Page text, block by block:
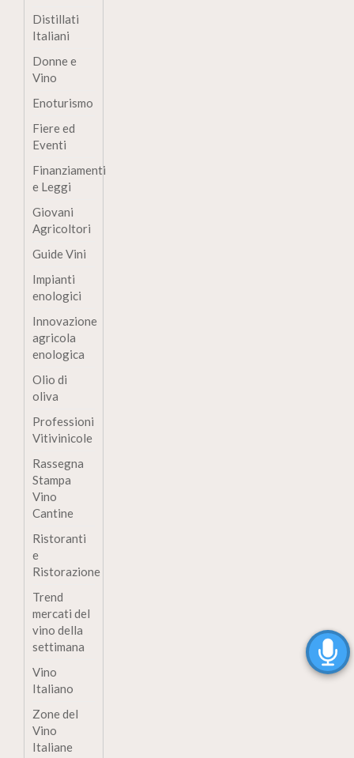
Distillati
Italiani
Donne e
Vino
Enoturismo
Fiere ed
Eventi
Finanziamenti
e Leggi
Giovani
Agricoltori
Guide Vini
Impianti
enologici
Innovazione
agricola
enologica
Olio di
oliva
Professioni
Vitivinicole
Rassegna
Stampa
Vino
Cantine
Ristoranti
e
Ristorazione
Trend
mercati del
vino della
settimana
Vino
Italiano
Zone del
Vino
Italiane